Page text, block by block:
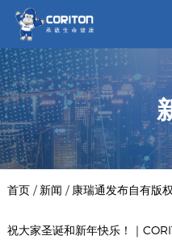
首页/ 新闻 / 康瑞通发布自有版
祝大家圣诞和新年快乐！｜